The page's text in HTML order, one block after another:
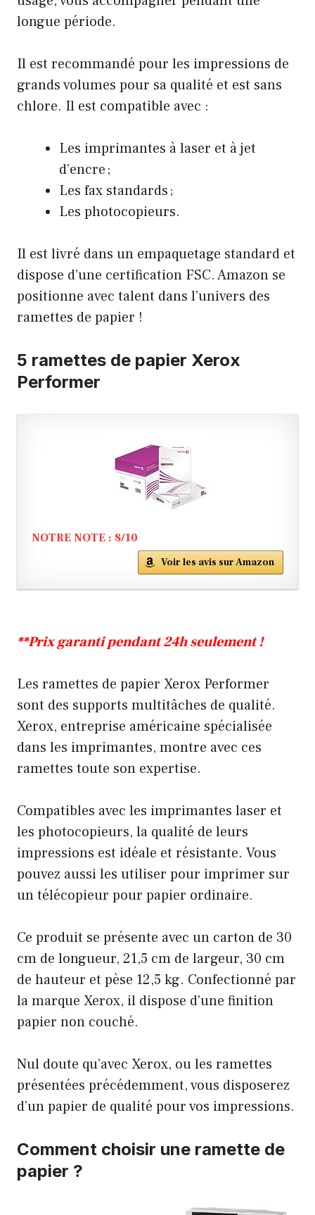
longue période.
Il est recommandé pour les impressions de
grands volumes pour sa qualité et est sans
chlore. Il est compatible avec :
Les imprimantes à laser et à jet
d’encre ;
Les fax standards ;
Les photocopieurs.
Il est livré dans un empaquetage standard et
dispose d’une certification FSC. Amazon se
positionne avec talent dans l’univers des
ramettes de papier !
5 ramettes de papier Xerox
Performer
NOTRE NOTE : 8/10
Voir les avis sur Amazon
**Prix garanti pendant 24h seulement !
Les ramettes de papier Xerox Performer
sont des supports multitâches de qualité.
Xerox, entreprise américaine spécialisée
dans les imprimantes, montre avec ces
ramettes toute son expertise.
Compatibles avec les imprimantes laser et
les photocopieurs, la qualité de leurs
impressions est idéale et résistante. Vous
pouvez aussi les utiliser pour imprimer sur
un télécopieur pour papier ordinaire.
Ce produit se présente avec un carton de 30
cm de longueur, 21,5 cm de largeur, 30 cm
de hauteur et pèse 12,5 kg. Confectionné par
la marque Xerox, il dispose d’une finition
papier non couché.
Nul doute qu’avec Xerox, ou les ramettes
présentées précédemment, vous disposerez
d’un papier de qualité pour vos impressions.
Comment choisir une ramette de
papier ?